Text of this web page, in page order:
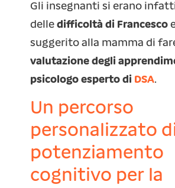
Gli insegnanti si erano
delle difficoltà di Francesco
suggerito alla mamma di
valutazione degli
psicologo esperto di DSA.
Un percorso
personalizzato
potenziamento
cognitivo per la